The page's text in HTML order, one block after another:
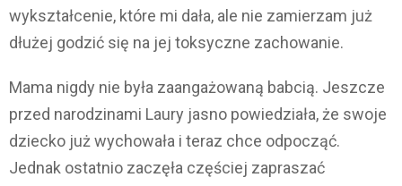
wykształcenie, które mi dała, ale nie zamierzam już
dłużej godzić się na jej toksyczne zachowanie.
Mama nigdy nie była zaangażowaną babcią. Jeszcze
przed narodzinami Laury jasno powiedziała, że swoje
dziecko już wychowała i teraz chce odpocząć.
Jednak ostatnio zaczęła częściej zapraszać